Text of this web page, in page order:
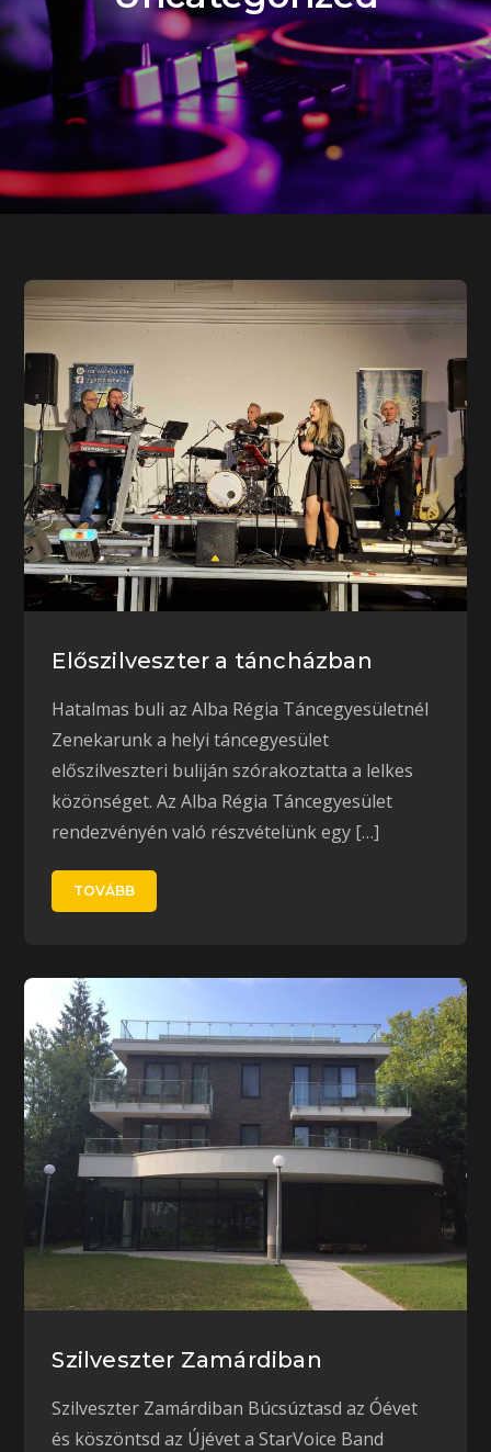
Előszilveszter a táncházban
Hatalmas buli az Alba Régia Táncegyesületnél
Zenekarunk a helyi táncegyesület
előszilveszteri buliján szórakoztatta a lelkes
közönséget. Az Alba Régia Táncegyesület
rendezvényén való részvételünk egy […]
TOVÁBB
Szilveszter Zamárdiban
Szilveszter Zamárdiban Búcsúztasd az Óévet
és köszöntsd az Újévet a StarVoice Band